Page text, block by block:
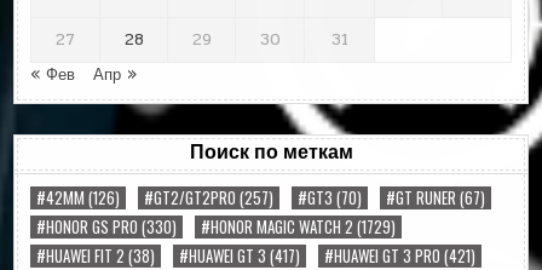
27
28 29 30
31
« Фев
Апр »
Поиск по меткам
#42MM (126) #GT2/GT2PRO (257) #GT3 (70) #GT RUNER (67)
#HONOR GS PRO (330) #HONOR MAGIC WATCH 2 (1729)
#HUAWEI FIT 2 (38) #HUAWEI GT 3 (417) #HUAWEI GT 3 PRO (421)